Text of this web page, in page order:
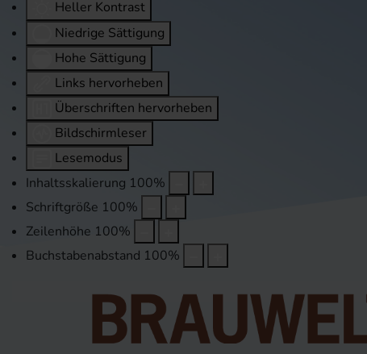
Heller Kontrast
Niedrige Sättigung
Hohe Sättigung
Links hervorheben
Überschriften hervorheben
Bildschirmleser
Lesemodus
Inhaltsskalierung 100%
Schriftgröße 100%
Zeilenhöhe 100%
Buchstabenabstand 100%